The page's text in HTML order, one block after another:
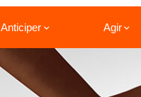
Anticiper Agir